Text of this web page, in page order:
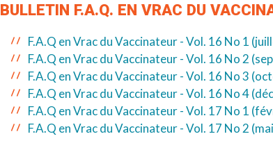
BULLETIN F.A.Q. EN VRAC DU
F.A.Q en Vrac du Vaccinateur - Vol. 16 No 1
F.A.Q en Vrac du Vaccinateur - Vol. 16 No 2
F.A.Q en Vrac du Vaccinateur - Vol. 16 No 3
F.A.Q en Vrac du Vaccinateur - Vol. 16 No 4
F.A.Q en Vrac du Vaccinateur - Vol. 17 No 1
F.A.Q en Vrac du Vaccinateur - Vol. 17 No 2